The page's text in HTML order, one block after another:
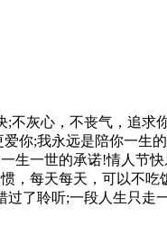
不灰心，不丧气，追求
你;我永远是陪你一生
生一世的承诺!情人节快
每天每天，可以不吃
了聆听;一段人生只走